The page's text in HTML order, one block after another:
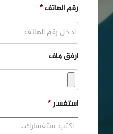
رقم الهاتف *
ارفق ملف
استفسار *